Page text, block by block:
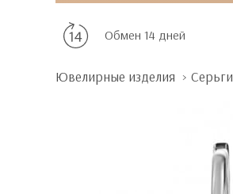
Обмен 14 дней
Ювелирные изделия Серьги